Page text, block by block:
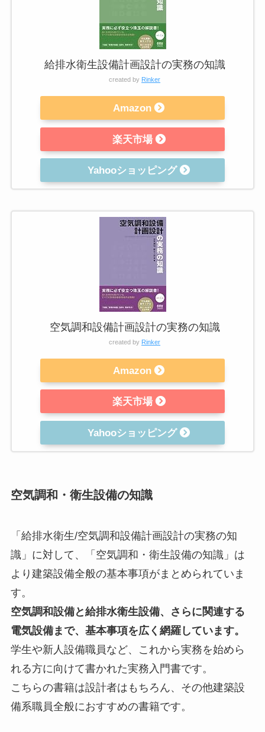
給排水衛生設備計画設計の実務の知識
created by Rinker
Amazon
楽天市場
Yahooショッピング
空気調和設備計画設計の実務の知識
created by Rinker
Amazon
楽天市場
Yahooショッピング
空気調和・衛生設備の知識
「給排水衛生/空気調和設備計画設計の実務の知
識」に対して、「空気調和・衛生設備の知識」は
より建築設備全般の基本事項がまとめられていま
す。
空気調和設備と給排水衛生設備、さらに関連する
電気設備まで、基本事項を広く網羅しています。
学生や新人設備職員など、これから実務を始めら
れる方に向けて書かれた実務入門書です。
こちらの書籍は設計者はもちろん、その他建築設
備系職員全般におすすめの書籍です。